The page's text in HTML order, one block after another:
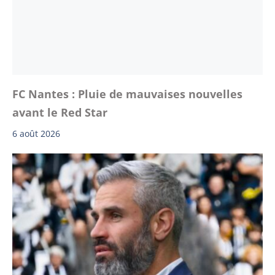
FC Nantes : Pluie de mauvaises nouvelles
avant le Red Star
6 août 2026